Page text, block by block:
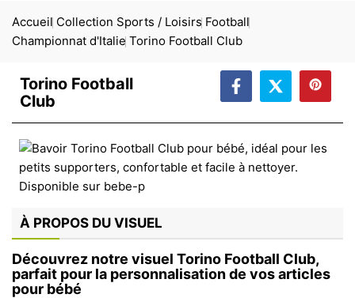
Accueil Collection Sports / Loisirs Football
Championnat d'Italie Torino Football Club
Torino Football
Club
À PROPOS DU VISUEL
Découvrez notre visuel Torino Football Club,
parfait pour la personnalisation de vos articles
pour bébé